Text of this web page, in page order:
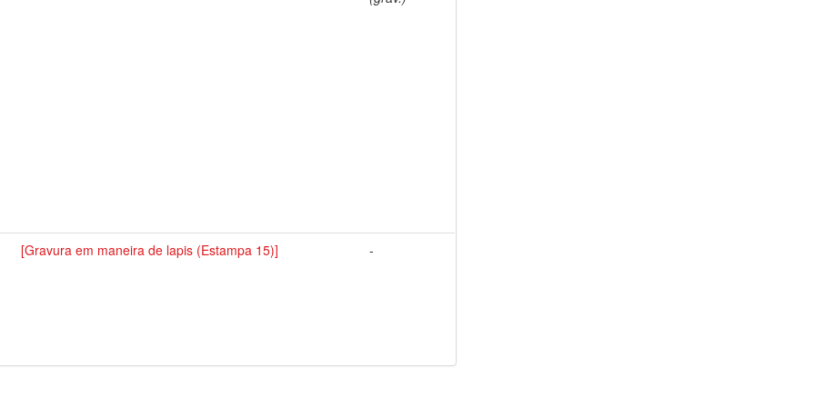
[Gravura em maneira de lapis (Estampa 15)] -